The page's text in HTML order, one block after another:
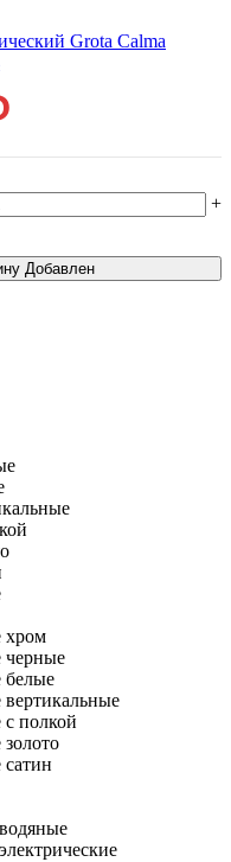
Grota Calma
+
Добавлен
хром
черные
белые
полкой